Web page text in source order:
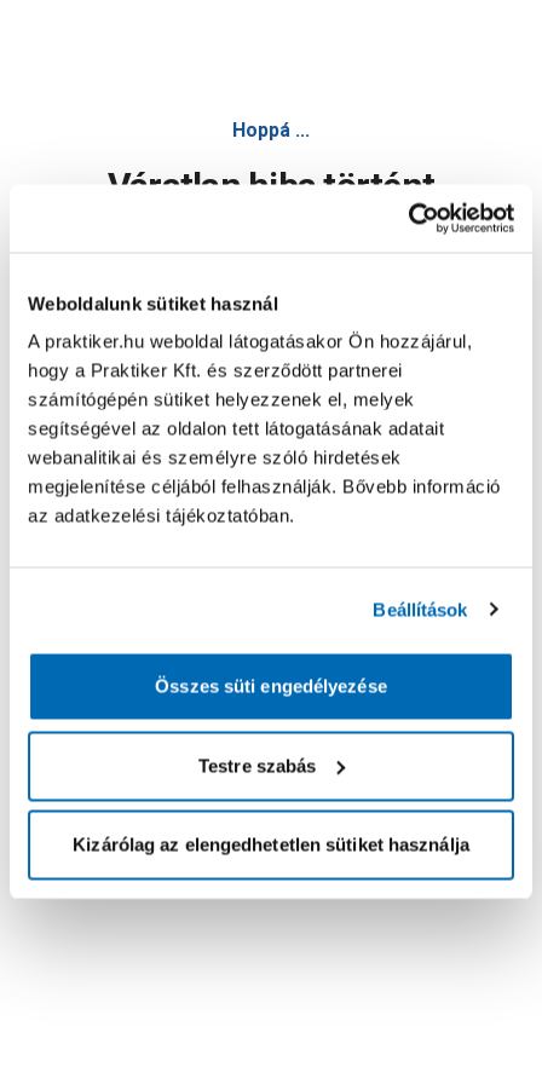
Weboldalunk sütiket használ
A praktiker.hu weboldal látogatásakor Ön hozzájárul,
hogy a Praktiker Kft. és szerződött partnerei
számítógépén sütiket helyezzenek el, melyek
segítségével az oldalon tett látogatásának adatait
webanalitikai és személyre szóló hirdetések
megjelenítése céljából felhasználják. Bővebb információ
az adatkezelési tájékoztatóban.
Beállítások
Összes süti engedélyezése
Testre szabás
Kizárólag az elengedhetetlen sütiket használja
Hoppá ...
Váratlan hiba történt
Oldal újratöltése